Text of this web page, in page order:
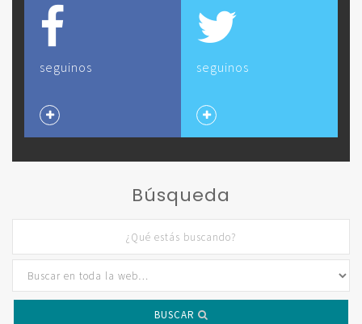
seguinos seguinos
Búsqueda
BUSCAR